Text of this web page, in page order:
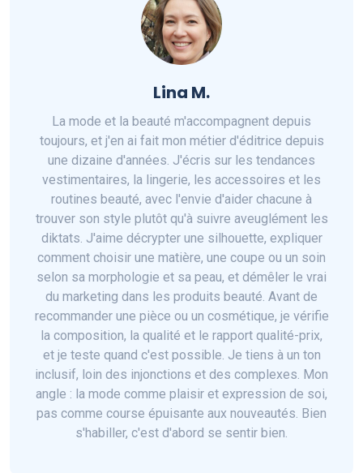
Lina M.
La mode et la beauté m'accompagnent depuis
toujours, et j'en ai fait mon métier d'éditrice depuis
une dizaine d'années. J'écris sur les tendances
vestimentaires, la lingerie, les accessoires et les
routines beauté, avec l'envie d'aider chacune à
trouver son style plutôt qu'à suivre aveuglément les
diktats. J'aime décrypter une silhouette, expliquer
comment choisir une matière, une coupe ou un soin
selon sa morphologie et sa peau, et démêler le vrai
du marketing dans les produits beauté. Avant de
recommander une pièce ou un cosmétique, je vérifie
la composition, la qualité et le rapport qualité-prix,
et je teste quand c'est possible. Je tiens à un ton
inclusif, loin des injonctions et des complexes. Mon
angle : la mode comme plaisir et expression de soi,
pas comme course épuisante aux nouveautés. Bien
s'habiller, c'est d'abord se sentir bien.